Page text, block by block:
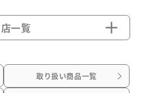
一覧
取り扱い商品一覧